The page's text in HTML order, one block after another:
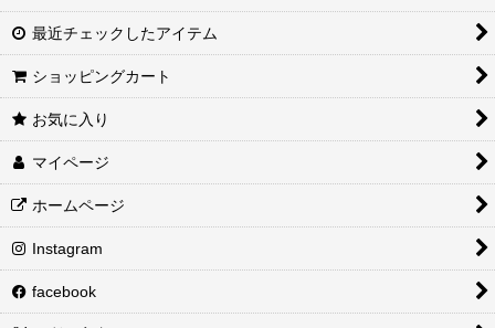
最近チェックしたアイテム
ショッピングカート
お気に入り
マイページ
ホームページ
Instagram
facebook